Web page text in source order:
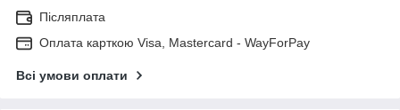
Післяплата
Оплата карткою Visa, Mastercard - WayForPay
Всі умови оплати